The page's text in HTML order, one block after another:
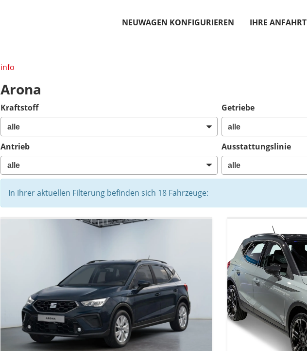
NEUWAGEN KONFIGURIEREN IHRE ANFAHRT
info
Arona
Kraftstoff Getriebe
Antrieb Ausstattungslinie
In Ihrer aktuellen Filterung befinden sich 18 Fahrzeuge: